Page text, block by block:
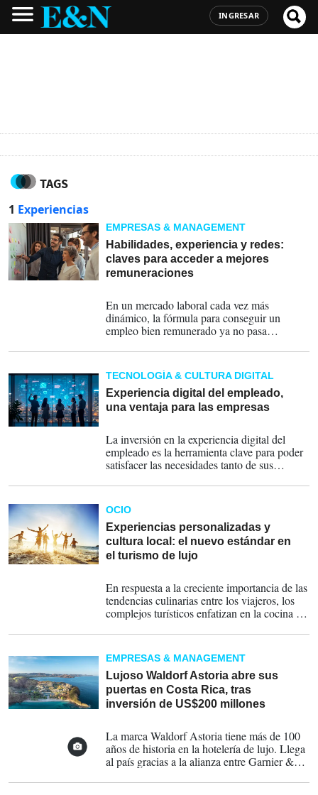
INGRESAR
TAGS
1 Experiencias
EMPRESAS & MANAGEMENT
Habilidades, experiencia y redes:
claves para acceder a mejores
remuneraciones
En un mercado laboral cada vez más
dinámico, la fórmula para conseguir un
empleo bien remunerado ya no pasa
TECNOLOGÍA & CULTURA DIGITAL
Experiencia digital del empleado,
una ventaja para las empresas
La inversión en la experiencia digital del
empleado es la herramienta clave para poder
satisfacer las necesidades tanto de sus
OCIO
Experiencias personalizadas y
cultura local: el nuevo estándar en
el turismo de lujo
En respuesta a la creciente importancia de las
tendencias culinarias entre los viajeros, los
complejos turísticos enfatizan en la cocina de
EMPRESAS & MANAGEMENT
Lujoso Waldorf Astoria abre sus
puertas en Costa Rica, tras
inversión de US$200 millones
La marca Waldorf Astoria tiene más de 100
años de historia en la hotelería de lujo. Llega
al país gracias a la alianza entre Garnier &